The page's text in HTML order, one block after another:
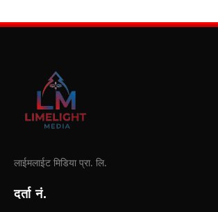
लाईमलाईट मिडिया प्रा. लि.
दर्ता नं.